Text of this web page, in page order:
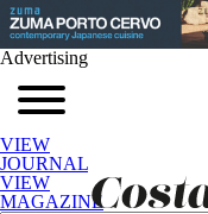
Advertising
VIEW
JOURNAL
VIEW
MAGAZINE